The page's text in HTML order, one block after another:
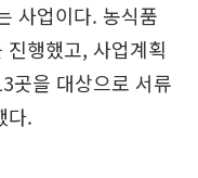
사업이다. 농식품
행했고, 사업계획
곳을 대상으로 서류
다.